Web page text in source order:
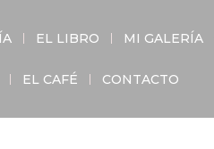
EL LIBRO MI GALERÍA
EL CAFÉ CONTACTO